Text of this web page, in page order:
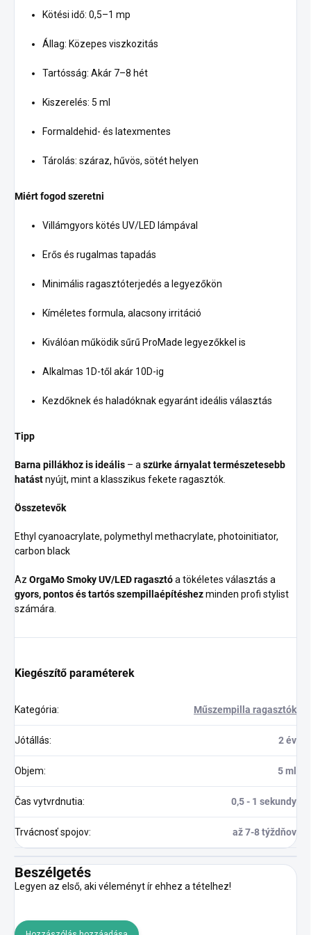
Kötési idő: 0,5–1 mp
Állag: Közepes viszkozitás
Tartósság: Akár 7–8 hét
Kiszerelés: 5 ml
Formaldehid- és latexmentes
Tárolás: száraz, hűvös, sötét helyen
Miért fogod szeretni
Villámgyors kötés UV/LED lámpával
Erős és rugalmas tapadás
Minimális ragasztóterjedés a legyezőkön
Kíméletes formula, alacsony irritáció
Kiválóan működik sűrű ProMade legyezőkkel is
Alkalmas 1D-től akár 10D-ig
Kezdőknek és haladóknak egyaránt ideális választás
Tipp
Barna pillákhoz is ideális – a szürke árnyalat természetesebb
hatástnyújt, mint a klasszikus fekete ragasztók.
Összetevők
Ethyl cyanoacrylate, polymethyl methacrylate, photoinitiator,
carbon black
Az OrgaMo Smoky UV/LED ragasztóa tökéletes választás a
gyors, pontos és tartós szempillaépítéshezminden profi stylist
számára.
Kiegészítő paraméterek
Kategória: Műszempilla ragasztók
Jótállás: 2 év
Objem: 5 ml
Čas vytvrdnutia: 0,5 - 1 sekundy
Trvácnosť spojov: až 7-8 týždňov
Beszélgetés
Legyen az első, aki véleményt ír ehhez a tételhez!